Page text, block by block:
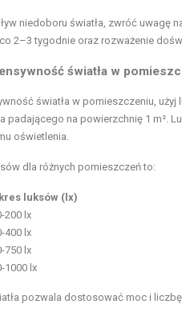
niedoboru światła, zwróć uwagę
2–3 tygodnie oraz rozważenie
światła w
światła w pomieszczeniu,
padającego na powierzchnię 1 m².
oświetlenia.
dla różnych pomieszczeń to:
luksów (lx)
200 lx
400 lx
750 lx
1000 lx
pozwala dostosować moc i